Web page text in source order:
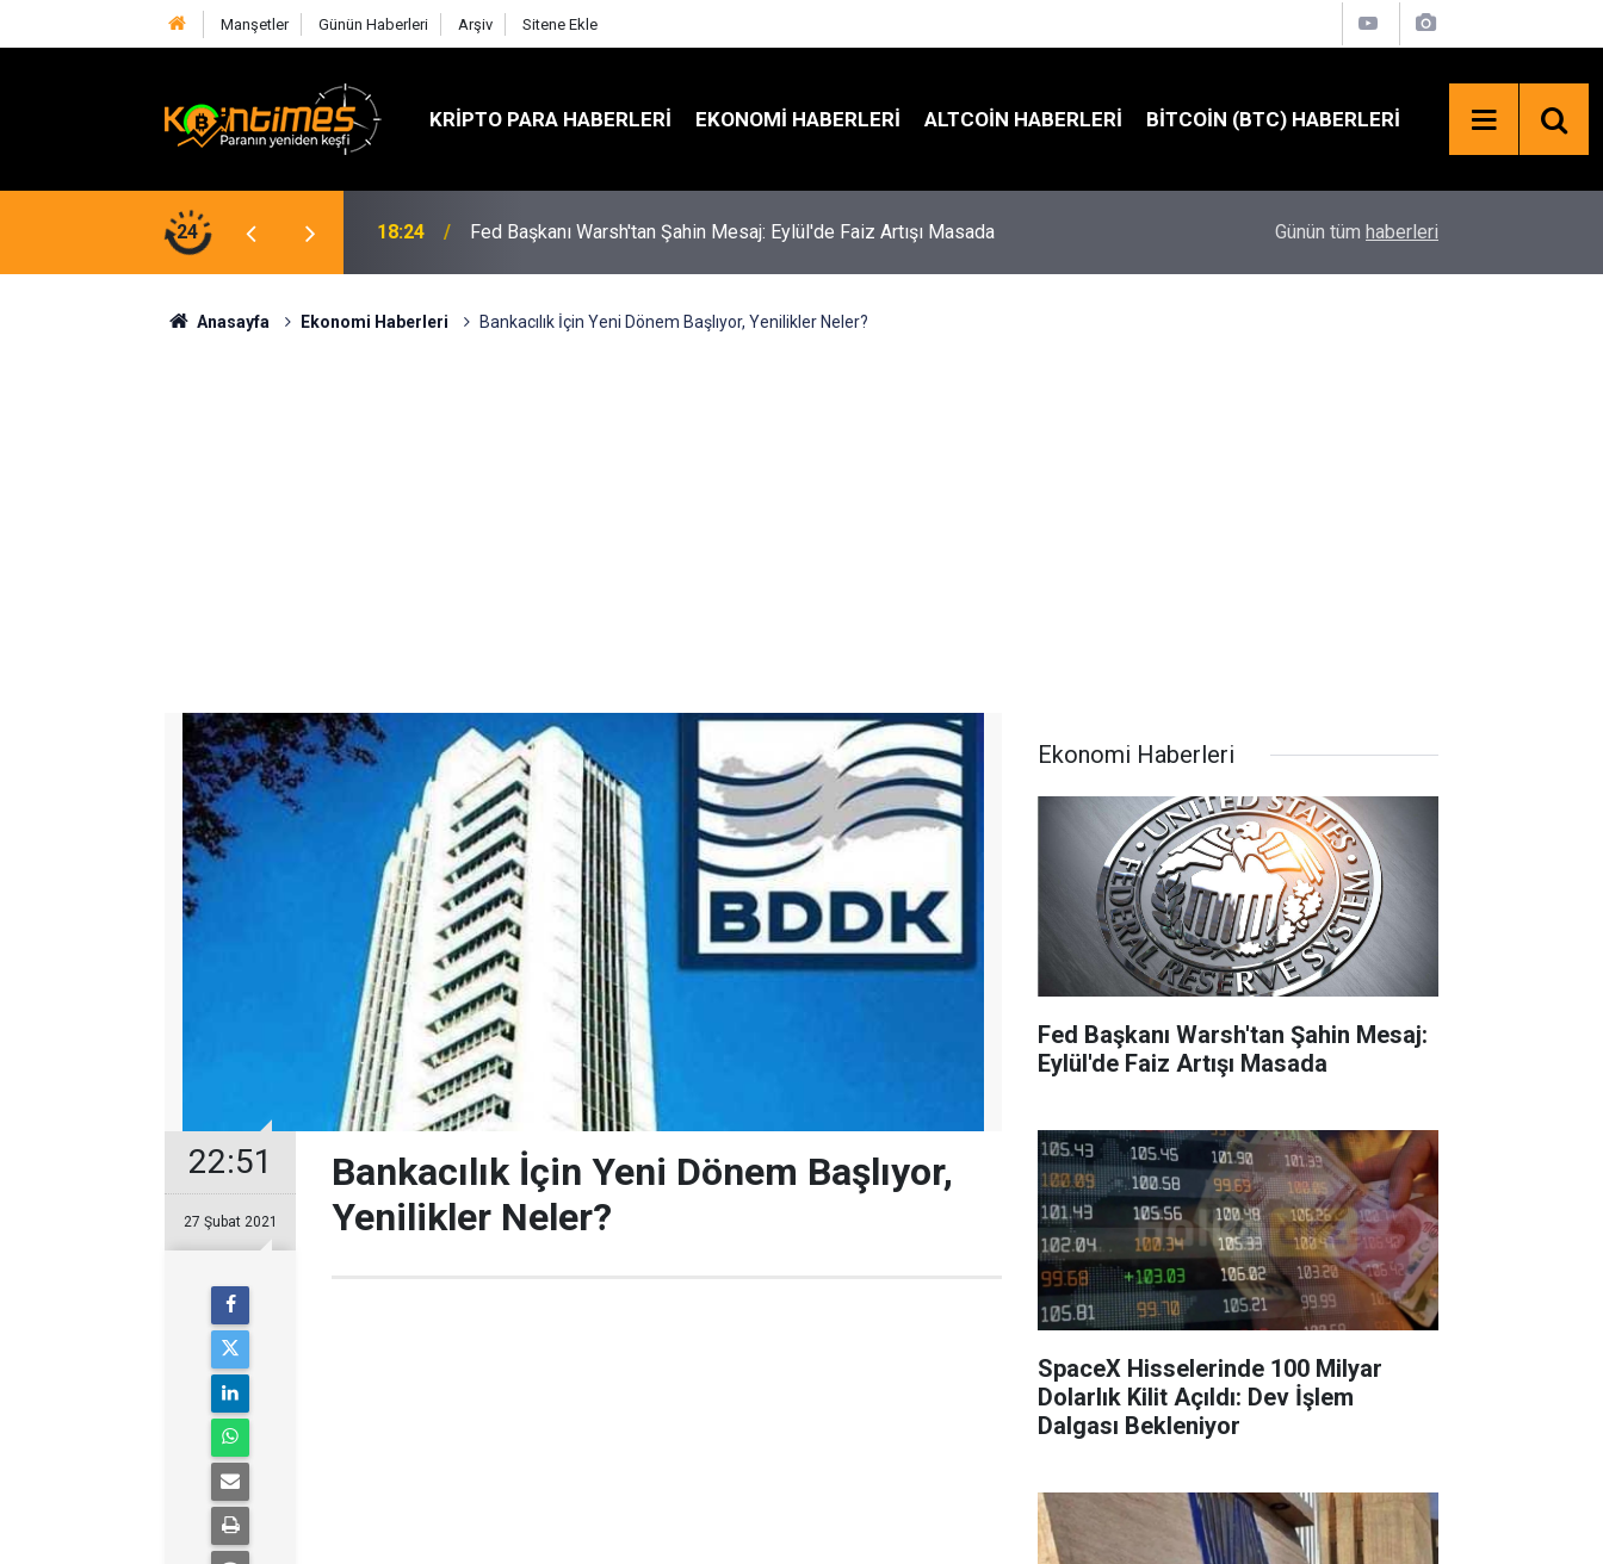
Manşetler Günün Haberleri Arşiv Sitene Ekle
KRIPTO PARA HABERLERI EKONOMI HABERLERI ALTCOIN HABERLERI BITCOIN (BTC) HABERLERI
24
SOL Arzını Sert Şekilde Azaltabilir 18:24 Fed Başkanı Warsh'tan Şahin Mesaj: Eylül'de Faiz Artışı Masada
Bekleniyor
Günün tüm haberleri
Anasayfa Ekonomi Haberleri Bankacılık İçin Yeni Dönem Başlıyor, Yenilikler Neler?
22:51
27 Şubat 2021
Bankacılık İçin Yeni Dönem Başlıyor,
Yenilikler Neler?
Ekonomi Haberleri
Fed Başkanı Warsh'tan Şahin Mesaj:
Eylül'de Faiz Artışı Masada
SpaceX Hisselerinde 100 Milyar
Dolarlık Kilit Açıldı: Dev İşlem
Dalgası Bekleniyor